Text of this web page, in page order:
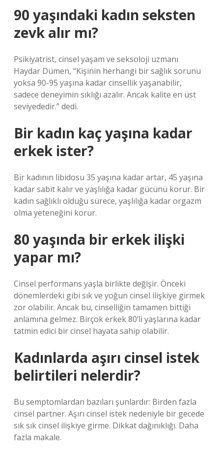
90 yaşındaki kadın seksten
zevk alır mı?
Psikiyatrist, cinsel yaşam ve seksoloji uzmanı
Haydar Dümen, “Kişinin herhangi bir sağlık sorunu
yoksa 90-95 yaşına kadar cinsellik yaşanabilir,
sadece deneyimin sıklığı azalır. Ancak kalite en üst
seviyededir.” dedi.
Bir kadın kaç yaşına kadar
erkek ister?
Bir kadının libidosu 35 yaşına kadar artar, 45 yaşına
kadar sabit kalır ve yaşlılığa kadar gücünü korur. Bir
kadın sağlıklı olduğu sürece, yaşlılığa kadar orgazm
olma yeteneğini korur.
80 yaşında bir erkek ilişki
yapar mı?
Cinsel performans yaşla birlikte değişir. Önceki
dönemlerdeki gibi sık ve yoğun cinsel ilişkiye girmek
zor olabilir. Ancak bu, cinselliğin tamamen bittiği
anlamına gelmez. Birçok erkek 80’li yaşlarına kadar
tatmin edici bir cinsel hayata sahip olabilir.
Kadınlarda aşırı cinsel istek
belirtileri nelerdir?
Bu semptomlardan bazıları şunlardır: Birden fazla
cinsel partner. Aşırı cinsel istek nedeniyle bir gecede
sık sık cinsel ilişkiye girme. Dikkat dağınıklığı. Daha
fazla makale.